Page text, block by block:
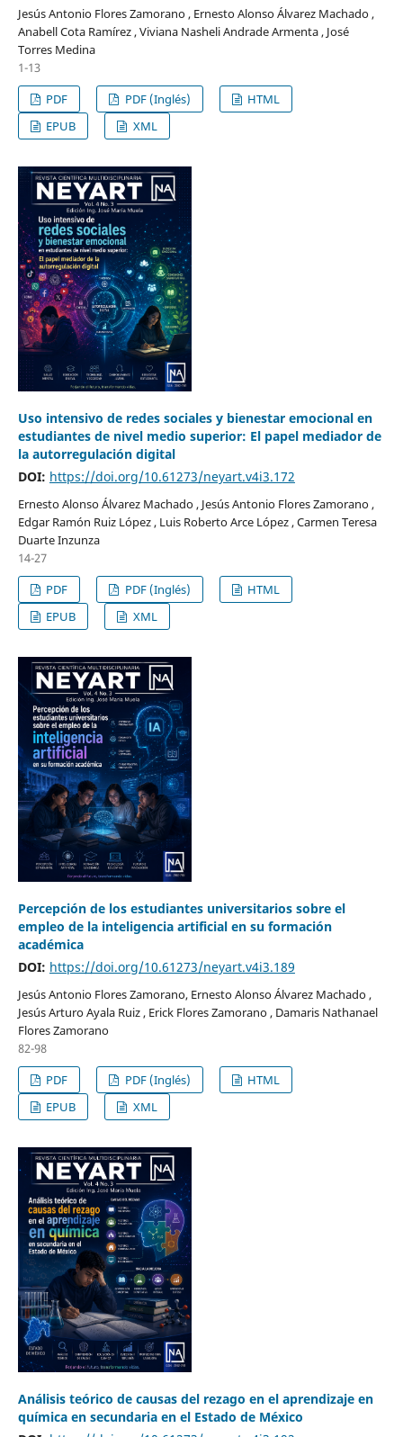
Jesús Antonio Flores Zamorano , Ernesto Alonso Álvarez Machado ,
Anabell Cota Ramírez , Viviana Nasheli Andrade Armenta , José
Torres Medina
1-13
PDF
PDF (Inglés)
HTML
EPUB
XML
Uso intensivo de redes sociales y bienestar emocional en
estudiantes de nivel medio superior: El papel mediador de
la autorregulación digital
DOI: https://doi.org/10.61273/neyart.v4i3.172
Ernesto Alonso Álvarez Machado , Jesús Antonio Flores Zamorano ,
Edgar Ramón Ruiz López , Luis Roberto Arce López , Carmen Teresa
Duarte Inzunza
14-27
PDF
PDF (Inglés)
HTML
EPUB
XML
Percepción de los estudiantes universitarios sobre el
empleo de la inteligencia artificial en su formación
académica
DOI: https://doi.org/10.61273/neyart.v4i3.189
Jesús Antonio Flores Zamorano, Ernesto Alonso Álvarez Machado ,
Jesús Arturo Ayala Ruiz , Erick Flores Zamorano , Damaris Nathanael
Flores Zamorano
82-98
PDF
PDF (Inglés)
HTML
EPUB
XML
Análisis teórico de causas del rezago en el aprendizaje en
química en secundaria en el Estado de México